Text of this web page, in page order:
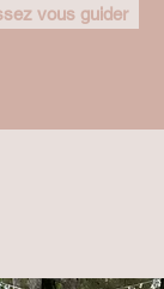
vous guider